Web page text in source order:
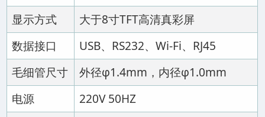
显示方式
大于8寸TFT高清真彩屏
数据接口
USB、RS232、Wi-Fi、RJ45
毛细管尺寸
外径φ1.4mm，内径φ1.0mm
电源
220V 50HZ